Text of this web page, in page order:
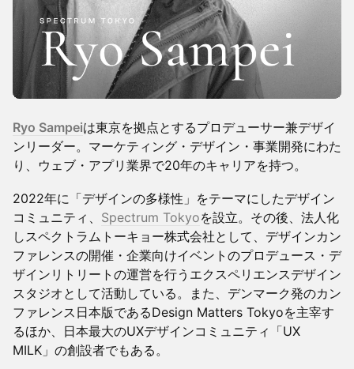
Ryo Sampeiは東京を拠点とするプロデューサー兼デザイ
ンリーダー。マーケティング・デザイン・事業開発にわた
り、ウェブ・アプリ業界で20年のキャリアを持つ。
2022年に「デザインの多様性」をテーマにしたデザイン
コミュニティ、 Spectrum Tokyoを設立。その後、法人化
しスペクトラムトーキョー株式会社として、デザインカン
ファレンスの開催・企業向けイベントのプロデュース・デ
ザインリトリートの運営を行うエクスペリエンスデザイン
スタジオとして活動している。また、デンマーク発のカン
ファレンス日本版であるDesign Matters Tokyoを主宰す
るほか、日本最大のUXデザインコミュニティ「UX
MILK」の創設者でもある。